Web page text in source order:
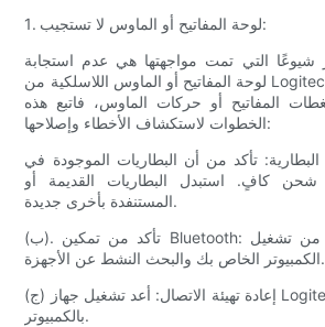
1. لوحة المفاتيح أو الماوس لا تستجيب:
شيوعًا التي تمت مواجهتها هي عدم استجابة
لوحة المفاتيح أو الماوس اللاسلكية من Logitech. إذا وجدت أن جهازك
المفاتيح أو حركات الماوس، فاتبع هذه
الخطوات لاستكشاف الأخطاء وإصلاحها:
تأكد من أن البطاريات الموجودة في
شحن كافٍ. استبدل البطاريات القديمة أو
المستنفدة بأخرى جديدة.
(ب). تأكد من تمكين Bluetooth: تأكد من تشغيل Bluetooth بجهاز
الكمبيوتر الخاص بك والبحث النشط عن الأجهزة.
(ج) إعادة تهيئة الاتصال: أعد تشغيل جهاز Logitech وحاول إعادة إقرانه
بالكمبيوتر.